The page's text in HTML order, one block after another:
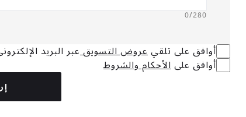
0/280
أوافق على تلقيعروض التسويق عبر البريد
أوافق علىالأحكام والشروط